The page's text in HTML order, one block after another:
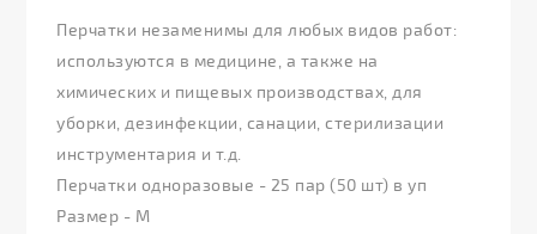
Перчатки незаменимы для любых видов работ:
используются в медицине, а также на
химических и пищевых производствах, для
уборки, дезинфекции, санации, стерилизации
инструментария и т.д.
Перчатки одноразовые - 25 пар (50 шт) в уп
Размер - М